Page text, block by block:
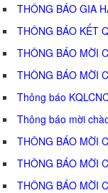
THÔNG BÁO GIA
THÔNG BÁO KẾT
THÔNG BÁO MỜI
THÔNG BÁO MỜI
Thông báo
Thông báo mời
THÔNG BÁO MỜI
THÔNG BÁO MỜI
THÔNG BÁO MỜI